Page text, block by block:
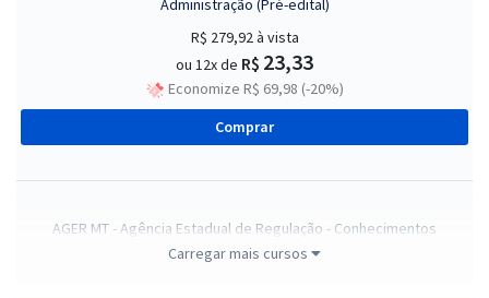
Administração (Pré-edital)
R$ 279,92à vista
ou 12x de R$ 23,33
Economize R$ 69,98 (-20%)
Comprar
AGER MT - Agência Estadual de Regulação - Conhecimentos
Específicos para o Cargo de Analista Administrativo - Administração
Carregar mais cursos